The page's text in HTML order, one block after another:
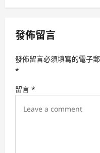
v
g
a
t
i
發佈留言
發佈留言必須填寫的電子
*
留言 *